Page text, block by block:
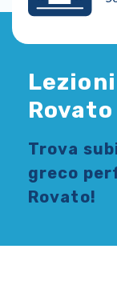
Rovato
Trova
greco
Rovato!